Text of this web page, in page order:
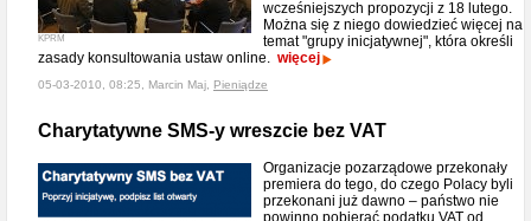
KPRM
wcześniejszych propozycji z 18 lutego.
Można się z niego dowiedzieć więcej na
temat "grupy inicjatywnej", która określi
zasady konsultowania ustaw online. więcej
05-03-2010, 08:25, Marcin Maj, Pieniądze
Charytatywne SMS-y wreszcie bez VAT
Organizacje pozarządowe przekonały
premiera do tego, do czego Polacy byli
przekonani już dawno – państwo nie
powinno pobierać podatku VAT od